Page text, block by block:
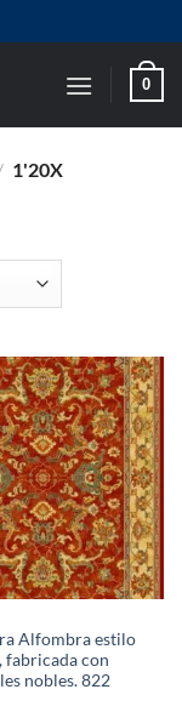
0
1'20X
Alfombra estilo
fabricada con
nobles. 822